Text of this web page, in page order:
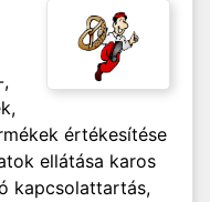
,
értékesítése
ellátása karos
kapcsolattartás,